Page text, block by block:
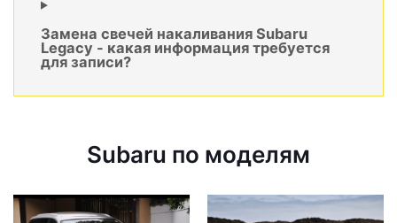
Замена свечей накаливания Subaru
Legacy - какая информация требуется
для записи?
Subaru по моделям